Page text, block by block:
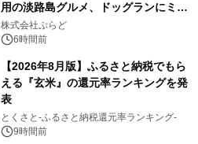
用の淡路島グルメ、ドッグランにミニ
プール グランピングとトレーラーハウ
スの2施設で
株式会社ぷらど
6時間前
【2026年8月版】ふるさと納税でもら
える『玄米』の還元率ランキングを発
表
とくさと-ふるさと納税還元率ランキング-
9時間前